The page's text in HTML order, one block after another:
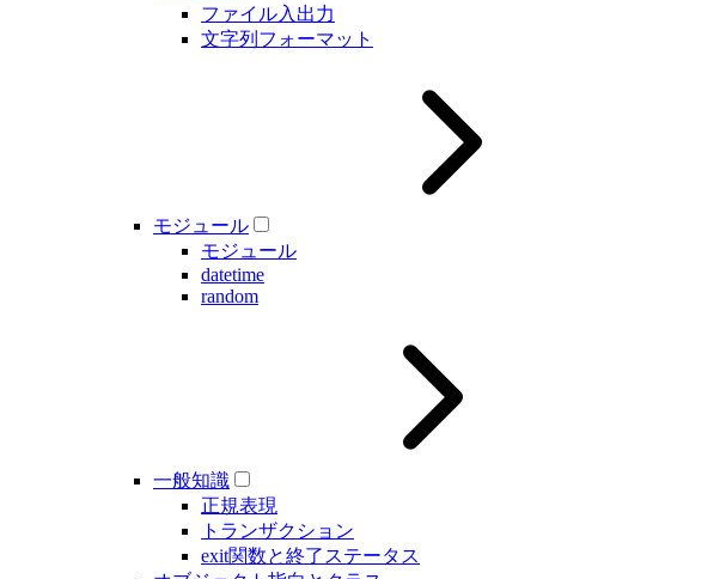
ファイル入出力
文字列フォーマット
モジュール
モジュール
datetime
random
一般知識
正規表現
トランザクション
exit関数と終了ステータス